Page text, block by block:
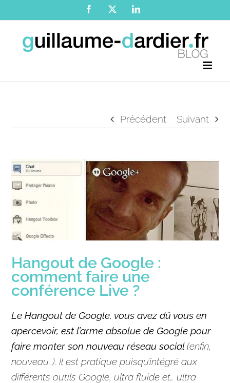
au
contenu
Facebook LinkedIn
Précédent Suivant
Hangout de Google :
comment faire une
conférence Live ?
Le Hangout de Google, vous avez dû vous en
apercevoir, est l’arme absolue de Google pour
faire monter son nouveau réseau social (enfin,
nouveau…). Il est pratique puisqu’intégré aux
différents outils Google , ultra fluide et… ultra